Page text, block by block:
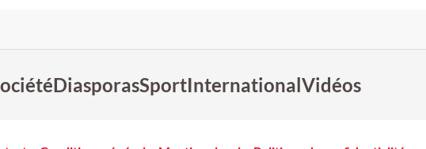
DiasporasSportInternationalVidéos